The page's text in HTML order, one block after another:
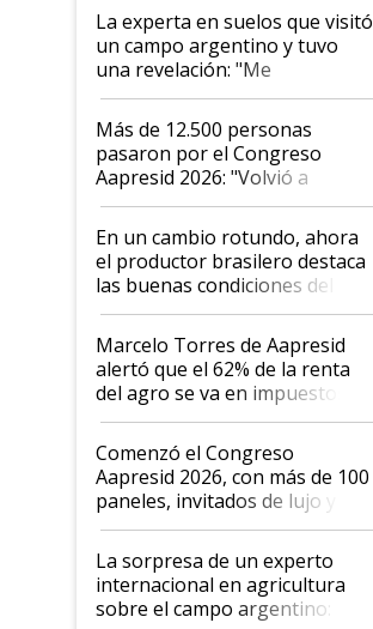
La experta en suelos que visitó
un campo argentino y tuvo
una revelación: "Me
impresionó mucho"
Más de 12.500 personas
pasaron por el Congreso
Aapresid 2026: "Volvió a
demostrar que hablar del
suelo es hablar de todo el
sistema productivo"
En un cambio rotundo, ahora
el productor brasilero destaca
las buenas condiciones del
agro argentino para invertir:
"Los veo más motivados"
Marcelo Torres de Aapresid
alertó que el 62% de la renta
del agro se va en impuestos:
"No es bueno que en
Argentina se sigan discutiendo
las mismas cosas de hace 50
años"
Comenzó el Congreso
Aapresid 2026, con más de 100
paneles, invitados de lujo y
todas las tendencias
La sorpresa de un experto
internacional en agricultura
sobre el campo argentino: